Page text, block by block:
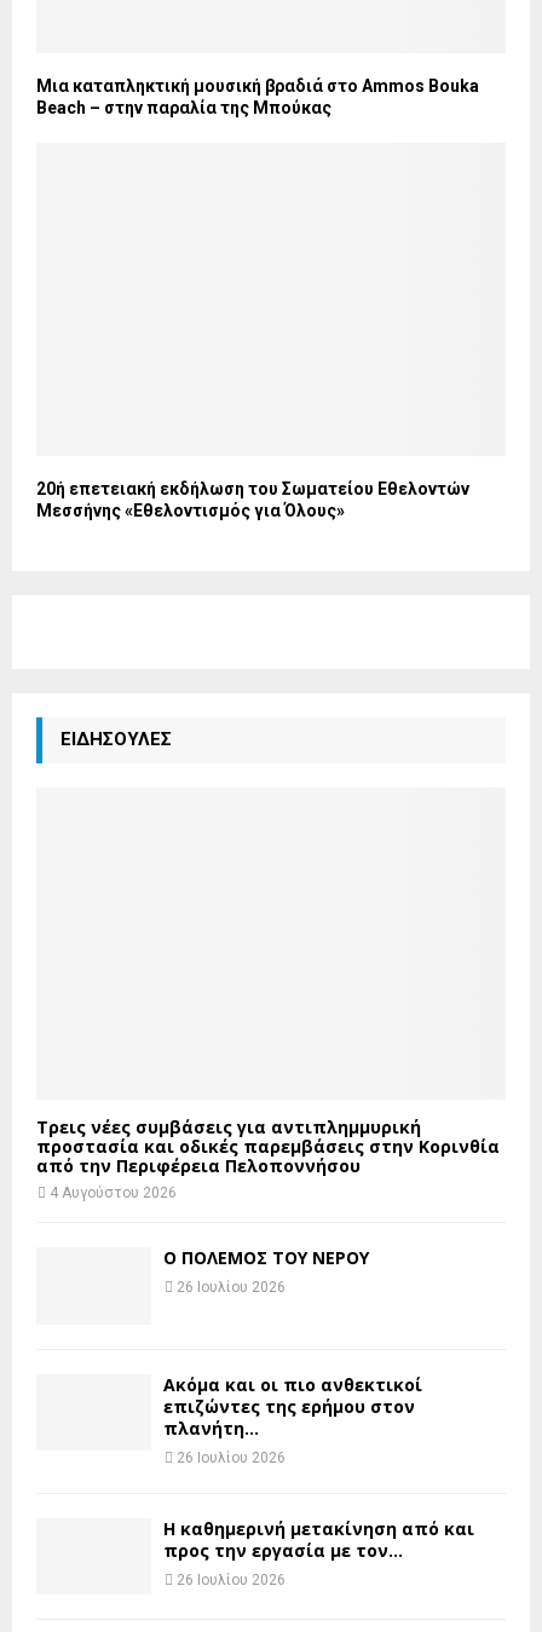
Μια καταπληκτική μουσική βραδιά στο Ammos Bouka
Beach – στην παραλία της Μπούκας
20ή επετειακή εκδήλωση του Σωματείου Εθελοντών
Μεσσήνης «Εθελοντισμός για Όλους»
ΕΙΔΗΣΟΥΛΕΣ
Τρεις νέες συμβάσεις για αντιπλημμυρική
προστασία και οδικές παρεμβάσεις στην Κορινθία
από την Περιφέρεια Πελοποννήσου
4 Αυγούστου 2026
Ο ΠΟΛΕΜΟΣ ΤΟΥ ΝΕΡΟΥ
26 Ιουλίου 2026
Ακόμα και οι πιο ανθεκτικοί
επιζώντες της ερήμου στον
πλανήτη...
26 Ιουλίου 2026
H καθημερινή μετακίνηση από και
προς την εργασία με τον...
26 Ιουλίου 2026